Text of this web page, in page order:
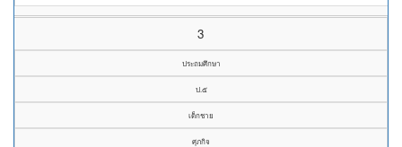
3
ประถมศึกษา
ป.๕
เด็กชาย
ศุภกิจ